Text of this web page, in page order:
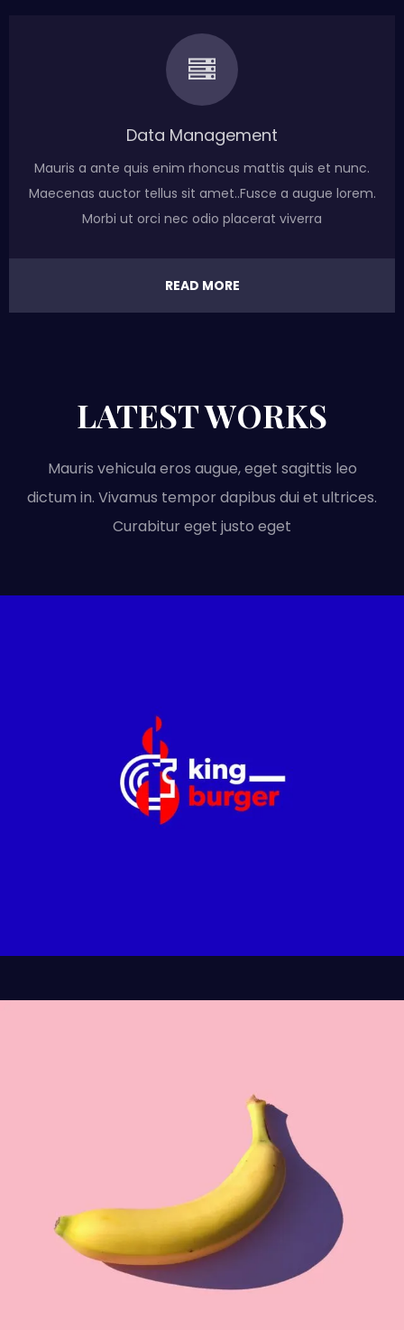
Data Management
Mauris a ante quis enim rhoncus mattis quis et nunc.
Maecenas auctor tellus sit amet..Fusce a augue lorem.
Morbi ut orci nec odio placerat viverra
READ MORE
LATEST WORKS
Mauris vehicula eros augue, eget sagittis leo
dictum in. Vivamus tempor dapibus dui et ultrices.
Curabitur eget justo eget